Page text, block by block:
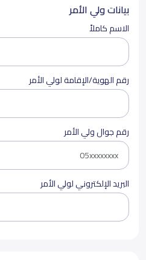
بيانات ولي الأمر
الاسم كاملاً
رقم الهوية/الإقامة لولي الأمر
رقم جوال ولي الأمر
البريد الإلكتروني لولي الأمر